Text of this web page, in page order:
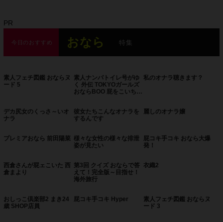
PR
今日のおすすめ おなら 特集
素人フェチ図鑑 おならヌ
ード 5
素人ナンパトイレ号がゆ
く 外伝 TOKYOガールズ
おならBOO 屁をこいちま
私のオナラ聴きます？
デカ尻女のくっさ～いオ
ナラ
彼女たちこんなオナラを
するんです
麗しのオナラ嬢
プレミアおなら 前田陽菜 様々な女性の様々な排泄
姿が見たい
屁コキ手コキ おなら大爆
発！
西倉さんが屁ェこいた 西
倉まより
第3回 クイズ おならで答
えて！完全版～目指せ！
海外旅行
衣織2
おしっこ倶楽部2 まき24
歳 SHOP店員
屁コキ手コキ Hyper
素人フェチ図鑑 おならヌ
ード 3